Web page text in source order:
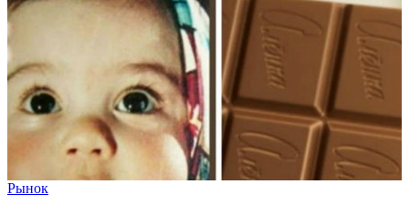
Рынок